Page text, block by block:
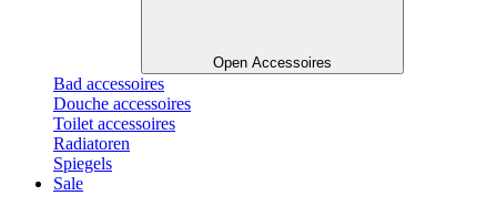
Open Accessoires
Bad accessoires
Douche accessoires
Toilet accessoires
Radiatoren
Spiegels
Sale